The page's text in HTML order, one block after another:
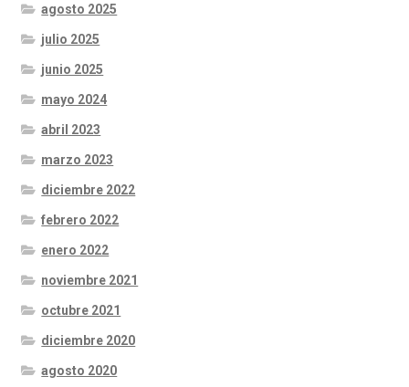
agosto 2025
julio 2025
junio 2025
mayo 2024
abril 2023
marzo 2023
diciembre 2022
febrero 2022
enero 2022
noviembre 2021
octubre 2021
diciembre 2020
agosto 2020